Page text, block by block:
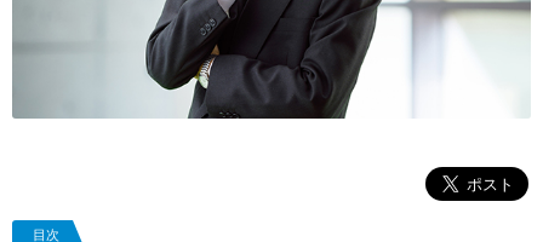
目次